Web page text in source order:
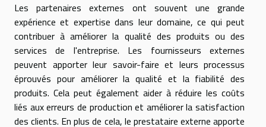
Les partenaires externes ont souvent une grande
expérience et expertise dans leur domaine, ce qui peut
contribuer à améliorer la qualité des produits ou des
services de l'entreprise. Les fournisseurs externes
peuvent apporter leur savoir-faire et leurs processus
éprouvés pour améliorer la qualité et la fiabilité des
produits. Cela peut également aider à réduire les coûts
liés aux erreurs de production et améliorer la satisfaction
des clients. En plus de cela, le prestataire externe apporte